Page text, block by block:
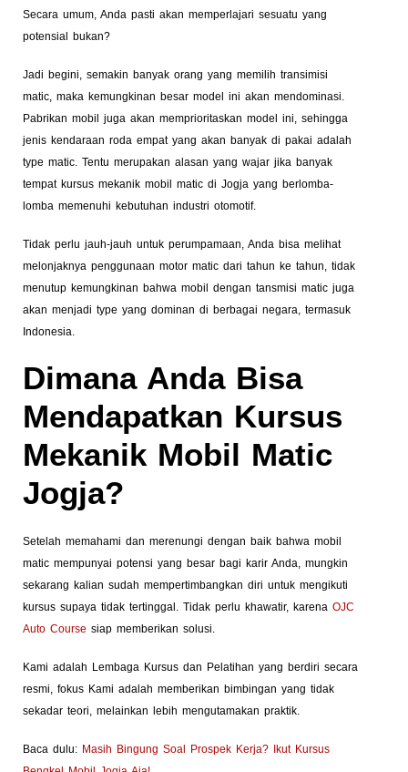
Secara umum, Anda pasti akan memperlajari sesuatu yang
potensial bukan?
Jadi begini, semakin banyak orang yang memilih transimisi
matic, maka kemungkinan besar model ini akan mendominasi.
Pabrikan mobil juga akan memprioritaskan model ini, sehingga
jenis kendaraan roda empat yang akan banyak di pakai adalah
type matic. Tentu merupakan alasan yang wajar jika banyak
tempat kursus mekanik mobil matic di Jogja yang berlomba-
lomba memenuhi kebutuhan industri otomotif.
Tidak perlu jauh-jauh untuk perumpamaan, Anda bisa melihat
melonjaknya penggunaan motor matic dari tahun ke tahun, tidak
menutup kemungkinan bahwa mobil dengan tansmisi matic juga
akan menjadi type yang dominan di berbagai negara, termasuk
Indonesia.
Dimana Anda Bisa
Mendapatkan Kursus
Mekanik Mobil Matic
Jogja?
Setelah memahami dan merenungi dengan baik bahwa mobil
matic mempunyai potensi yang besar bagi karir Anda, mungkin
sekarang kalian sudah mempertimbangkan diri untuk mengikuti
kursus supaya tidak tertinggal. Tidak perlu khawatir, karena OJC
Auto Course siap memberikan solusi.
Kami adalah Lembaga Kursus dan Pelatihan yang berdiri secara
resmi, fokus Kami adalah memberikan bimbingan yang tidak
sekadar teori, melainkan lebih mengutamakan praktik.
Baca dulu: Masih Bingung Soal Prospek Kerja? Ikut Kursus